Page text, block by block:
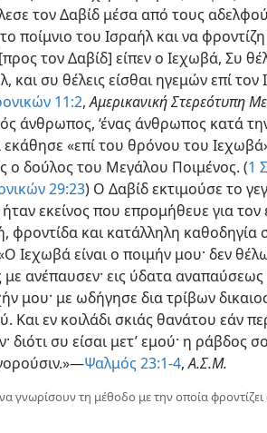
τον Δαβίδ μέσα από τους
ποίμνιο του Ισραήλ και να φροντίζη
τον Δαβίδ] είπεν ο Ιεχωβά, Συ
και συ θέλεις είσθαι ηγεμών επί τον
11:2,Αμερικανική Στερεότυπη
άνθρωπος, ‘ένας άνθρωπος κατά
εκάθησε «επί του θρόνου του
ο δούλος του Μεγάλου Ποιμένος. (1
29:23) Ο Δαβίδ εκτιμούσε το
εκείνος που επρομήθευε για τον
φροντίδα και κατάλληλη
Ιεχωβά είναι ο ποιμήν μου· δεν
με ανέπαυσεν· εις ύδατα
μου· με ωδήγησε δια τρίβων
Και εν κοιλάδι σκιάς θανάτου εάν
συ είσαι μετ’ εμού· η ράβδος
Ψαλμός 23:1-4,Α.Σ.Μ.
να γνωρίσουν τη μέθοδο με την οποία